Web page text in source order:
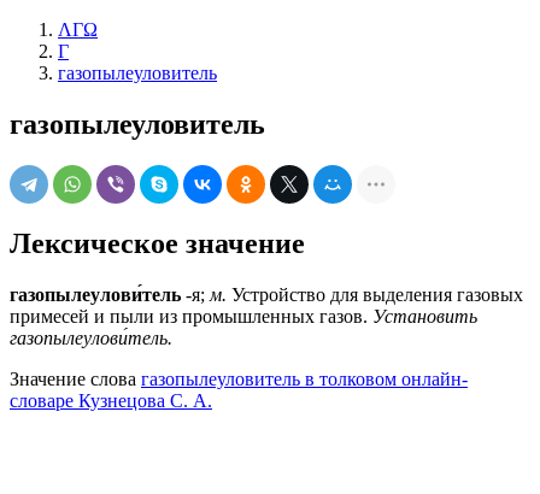
ΛΓΩ
Г
газопылеуловитель
газопылеуловитель
Лексическое значение
газопылеулови́тель -я; м. Устройство для выделения газовых
примесей и пыли из промышленных газов. Установить
газопылеулови́тель.
Значение слова газопылеуловитель в толковом онлайн-
словаре Кузнецова С. А.